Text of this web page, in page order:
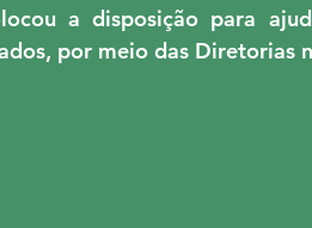
a disposição para
por meio das Diretorias